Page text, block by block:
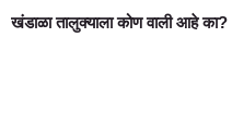
खंडाळा तालुक्याला कोण वाली आहे का?